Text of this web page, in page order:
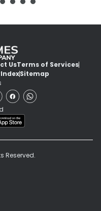
UsTerms of Services
IndexSitemap
Reserved.